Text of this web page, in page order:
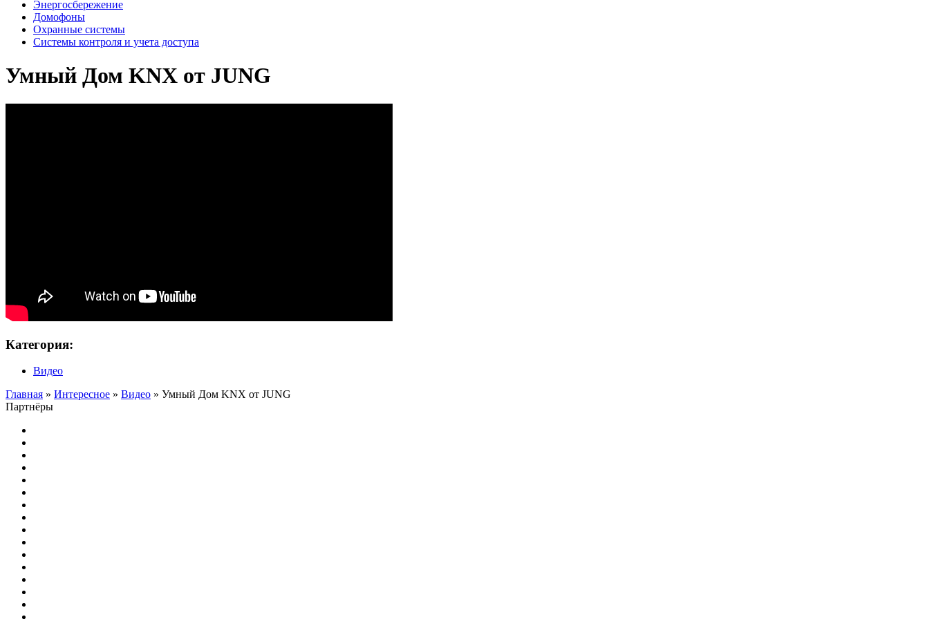
Энергосбережение
Домофоны
Охранные системы
Системы контроля и учета доступа
Умный Дом KNX от JUNG
Категория:
Видео
Главная » Интересное » Видео » Умный Дом KNX от JUNG
Партнёры